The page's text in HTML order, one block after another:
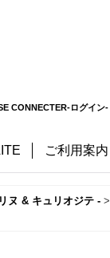
CONNECTER-ログイン-
ご利用案内
ヌ & キュリオジテ - >